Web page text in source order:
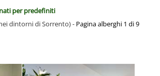
per predefiniti
dintorni di Sorrento) - Pagina alberghi 1 di 9